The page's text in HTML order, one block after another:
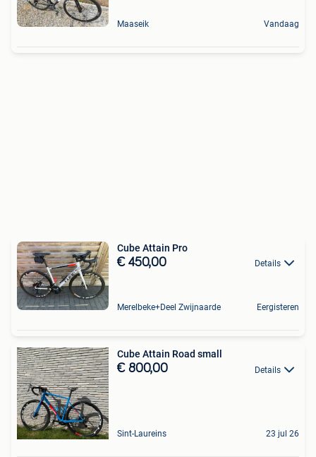
Maaseik Vandaag
Cube Attain Pro
€ 450,00 Details
Merelbeke+Deel Zwijnaarde Eergisteren
Cube Attain Road small
€ 800,00 Details
Sint-Laureins 23 jul 26